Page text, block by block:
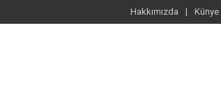
Hakkımızda Künye